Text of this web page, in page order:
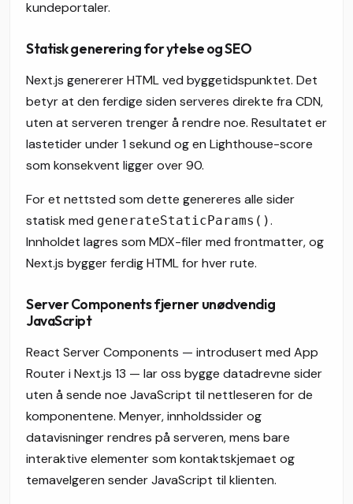
kundeportaler.
Statisk generering for ytelse og SEO
Next.js genererer HTML ved byggetidspunktet. Det
betyr at den ferdige siden serveres direkte fra CDN,
uten at serveren trenger å rendre noe. Resultatet er
lastetider under 1 sekund og en Lighthouse-score
som konsekvent ligger over 90.
For et nettsted som dette genereres alle sider
statisk med generateStaticParams().
Innholdet lagres som MDX-filer med frontmatter, og
Next.js bygger ferdig HTML for hver rute.
Server Components fjerner unødvendig
JavaScript
React Server Components — introdusert med App
Router i Next.js 13 — lar oss bygge datadrevne sider
uten å sende noe JavaScript til nettleseren for de
komponentene. Menyer, innholdssider og
datavisninger rendres på serveren, mens bare
interaktive elementer som kontaktskjemaet og
temavelgeren sender JavaScript til klienten.